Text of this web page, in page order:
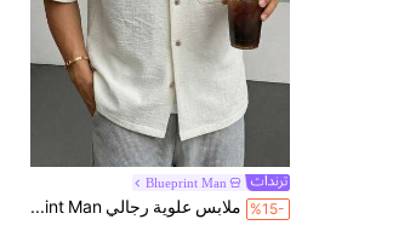
Blueprint Man
%15- ملابس علوية رجالي Blueprint Man قطعة واحدة، ملابس علوية بياقة كوبية منسوجة، قماش محبوك خفيف الوزن وقابل للتنفس، مريح وصديق للبشرة وماص للرطوبة، قابل للغسيل في الغسالة والتنظيف الجاف، تصميم كاجوال بسيط، ملابس علوية رجالي بأكمام قصيرة، مناسب للتنقل اليومي والمنزل والمواعدة، المقاس كبير، يرجى اختيار مقاس أصغر لملاءمة أفضل